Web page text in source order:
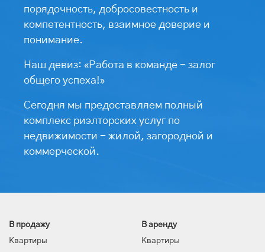
порядочность, добросовестность и
компетентность, взаимное доверие и
понимание.
Наш девиз: «Работа в команде - залог
общего успеха!»
Сегодня мы предоставляем полный
комплекс риэлторских услуг по
недвижимости - жилой, загородной и
коммерческой.
В продажу
Квартиры
В аренду
Квартиры